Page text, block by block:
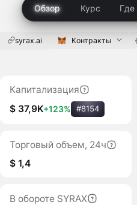
Обзор Курс Где
syrax.ai Контракты
Капитализация
$ 37,9K+123% #8154
Торговый объем, 24ч
$ 1,4
В обороте SYRAX